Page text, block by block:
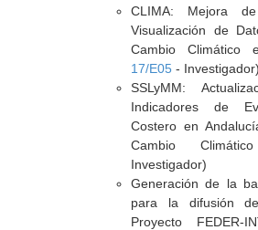
CLIMA: Mejora
Visualización de
Cambio Climático
17/E05- Investigador)
SSLyMM:
Indicadores de
Costero en
Cambio
Investigador)
Generación de la
para la difusión
Proyecto FEDER-